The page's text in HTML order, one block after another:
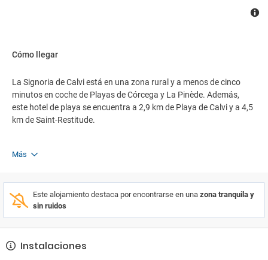
Cómo llegar
La Signoria de Calvi está en una zona rural y a menos de cinco
minutos en coche de Playas de Córcega y La Pinède. Además,
este hotel de playa se encuentra a 2,9 km de Playa de Calvi y a 4,5
km de Saint-Restitude.
Más
Este alojamiento destaca por encontrarse en una zona tranquila y
sin ruidos
Instalaciones